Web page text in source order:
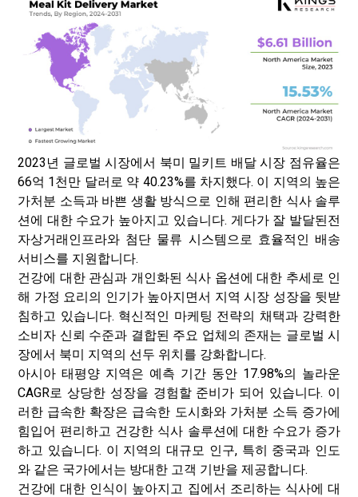
2023년 글로벌 시장에서 북미 밀키트 배달 시장 점유율은
66억 1천만 달러로 약 40.23%를 차지했다. 이 지역의 높은
가처분 소득과 바쁜 생활 방식으로 인해 편리한 식사 솔루
션에 대한 수요가 높아지고 있습니다. 게다가 잘 발달된전
자상거래인프라와 첨단 물류 시스템으로 효율적인 배송
서비스를 지원합니다.
건강에 대한 관심과 개인화된 식사 옵션에 대한 추세로 인
해 가정 요리의 인기가 높아지면서 지역 시장 성장을 뒷받
침하고 있습니다. 혁신적인 마케팅 전략의 채택과 강력한
소비자 신뢰 수준과 결합된 주요 업체의 존재는 글로벌 시
장에서 북미 지역의 선두 위치를 강화합니다.
아시아 태평양 지역은 예측 기간 동안 17.98%의 놀라운
CAGR로 상당한 성장을 경험할 준비가 되어 있습니다. 이
러한 급속한 확장은 급속한 도시화와 가처분 소득 증가에
힘입어 편리하고 건강한 식사 솔루션에 대한 수요가 증가
하고 있습니다. 이 지역의 대규모 인구, 특히 중국과 인도
와 같은 국가에서는 방대한 고객 기반을 제공합니다.
건강에 대한 인식이 높아지고 집에서 조리하는 식사에 대